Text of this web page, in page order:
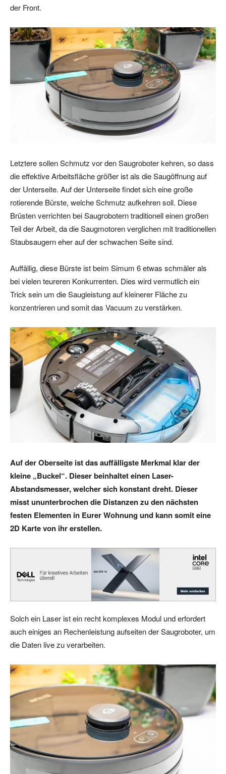
der Front.
Letztere sollen Schmutz vor den Saugroboter kehren, so dass
die effektive Arbeitsfläche größer ist als die Saugöffnung auf
der Unterseite. Auf der Unterseite findet sich eine große
rotierende Bürste, welche Schmutz aufkehren soll. Diese
Brüsten verrichten bei Saugrobotern traditionell einen großen
Teil der Arbeit, da die Saugmotoren verglichen mit traditionellen
Staubsaugern eher auf der schwachen Seite sind.
Auffällig, diese Bürste ist beim Simum 6 etwas schmäler als
bei vielen teureren Konkurrenten. Dies wird vermutlich ein
Trick sein um die Saugleistung auf kleinerer Fläche zu
konzentrieren und somit das Vacuum zu verstärken.
Auf der Oberseite ist das auffälligste Merkmal klar der
kleine „Buckel“. Dieser beinhaltet einen Laser-
Abstandsmesser, welcher sich konstant dreht. Dieser
misst ununterbrochen die Distanzen zu den nächsten
festen Elementen in Eurer Wohnung und kann somit eine
2D Karte von ihr erstellen.
Solch ein Laser ist ein recht komplexes Modul und erfordert
auch einiges an Rechenleistung aufseiten der Saugroboter, um
die Daten live zu verarbeiten.